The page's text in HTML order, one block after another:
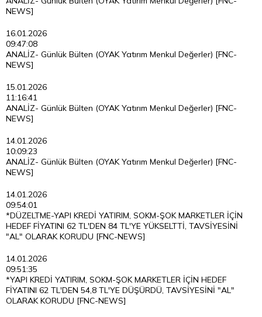
NEWS]
16.01.2026
09:47:08
ANALİZ- Günlük Bülten (OYAK Yatırım Menkul Değerler) [FNC-
NEWS]
15.01.2026
11:16:41
ANALİZ- Günlük Bülten (OYAK Yatırım Menkul Değerler) [FNC-
NEWS]
14.01.2026
10:09:23
ANALİZ- Günlük Bülten (OYAK Yatırım Menkul Değerler) [FNC-
NEWS]
14.01.2026
09:54:01
*DÜZELTME-YAPI KREDİ YATIRIM, SOKM-ŞOK MARKETLER İÇİN
HEDEF FİYATINI 62 TL'DEN 84 TL'YE YÜKSELTTİ, TAVSİYESİNİ
"AL" OLARAK KORUDU [FNC-NEWS]
14.01.2026
09:51:35
*YAPI KREDİ YATIRIM, SOKM-ŞOK MARKETLER İÇİN HEDEF
FİYATINI 62 TL'DEN 54,8 TL'YE DÜŞÜRDÜ, TAVSİYESİNİ "AL"
OLARAK KORUDU [FNC-NEWS]